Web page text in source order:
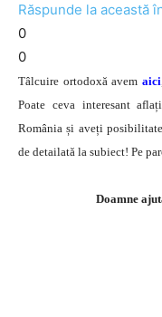
Răspunde la această
0
0
Tâlcuire ortodoxă avem aici
Poate ceva interesant
România și aveți
de detailată la subiect! Pe
Doamne